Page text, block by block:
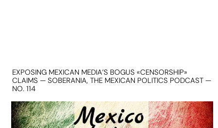
EXPOSING MEXICAN MEDIA’S BOGUS «CENSORSHIP»
CLAIMS — SOBERANIA, THE MEXICAN POLITICS PODCAST —
NO. 114